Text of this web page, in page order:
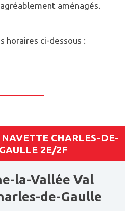
aménagés.
horaires ci-dessous :
NAVETTE CHARLES-DE-
GAULLE 2E/2F
la-Vallée Val
de-Gaulle